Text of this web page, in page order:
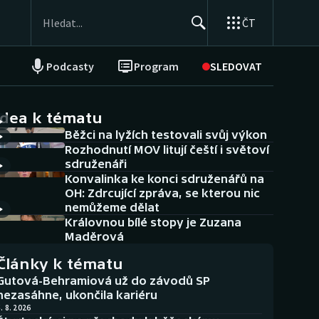
ČT
Podcasty Program SLEDOVAT
NEPŘEHLÉDNĚTE
Historické návraty
Aplikace ČT sport
AZ kvíz
k tématu
Běžci na lyžích testovali svůj výkon
Rozhodnutí MOV litují čeští i světoví
sdruženáři
Konvalinka ke konci sdruženářů na
OH: Zdrcující zpráva, se kterou nic
nemůžeme dělat
Královnou bílé stopy je Zuzana
Maděrová
k tématu
Behramiová už do závodů SP
ukončila kariéru
8. 2026